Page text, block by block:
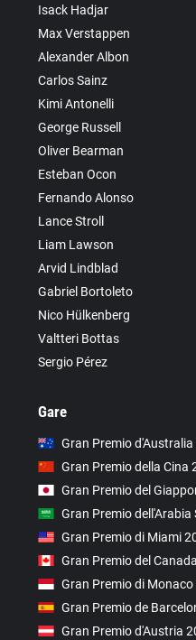
Isack Hadjar
Max Verstappen
Alexander Albon
Carlos Sainz
Kimi Antonelli
George Russell
Oliver Bearman
Esteban Ocon
Fernando Alonso
Lance Stroll
Liam Lawson
Arvid Lindblad
Gabriel Bortoleto
Nico Hülkenberg
Valtteri Bottas
Sergio Pérez
Gare
Gran Premio
Gran Premio della Cina
Gran Premio del
Gran Premio
Gran Premio di Miami
Gran Premio del
Gran Premio di
Gran Premio de
Gran Premio d'Austria